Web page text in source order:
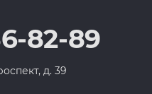
82-89
д. 39